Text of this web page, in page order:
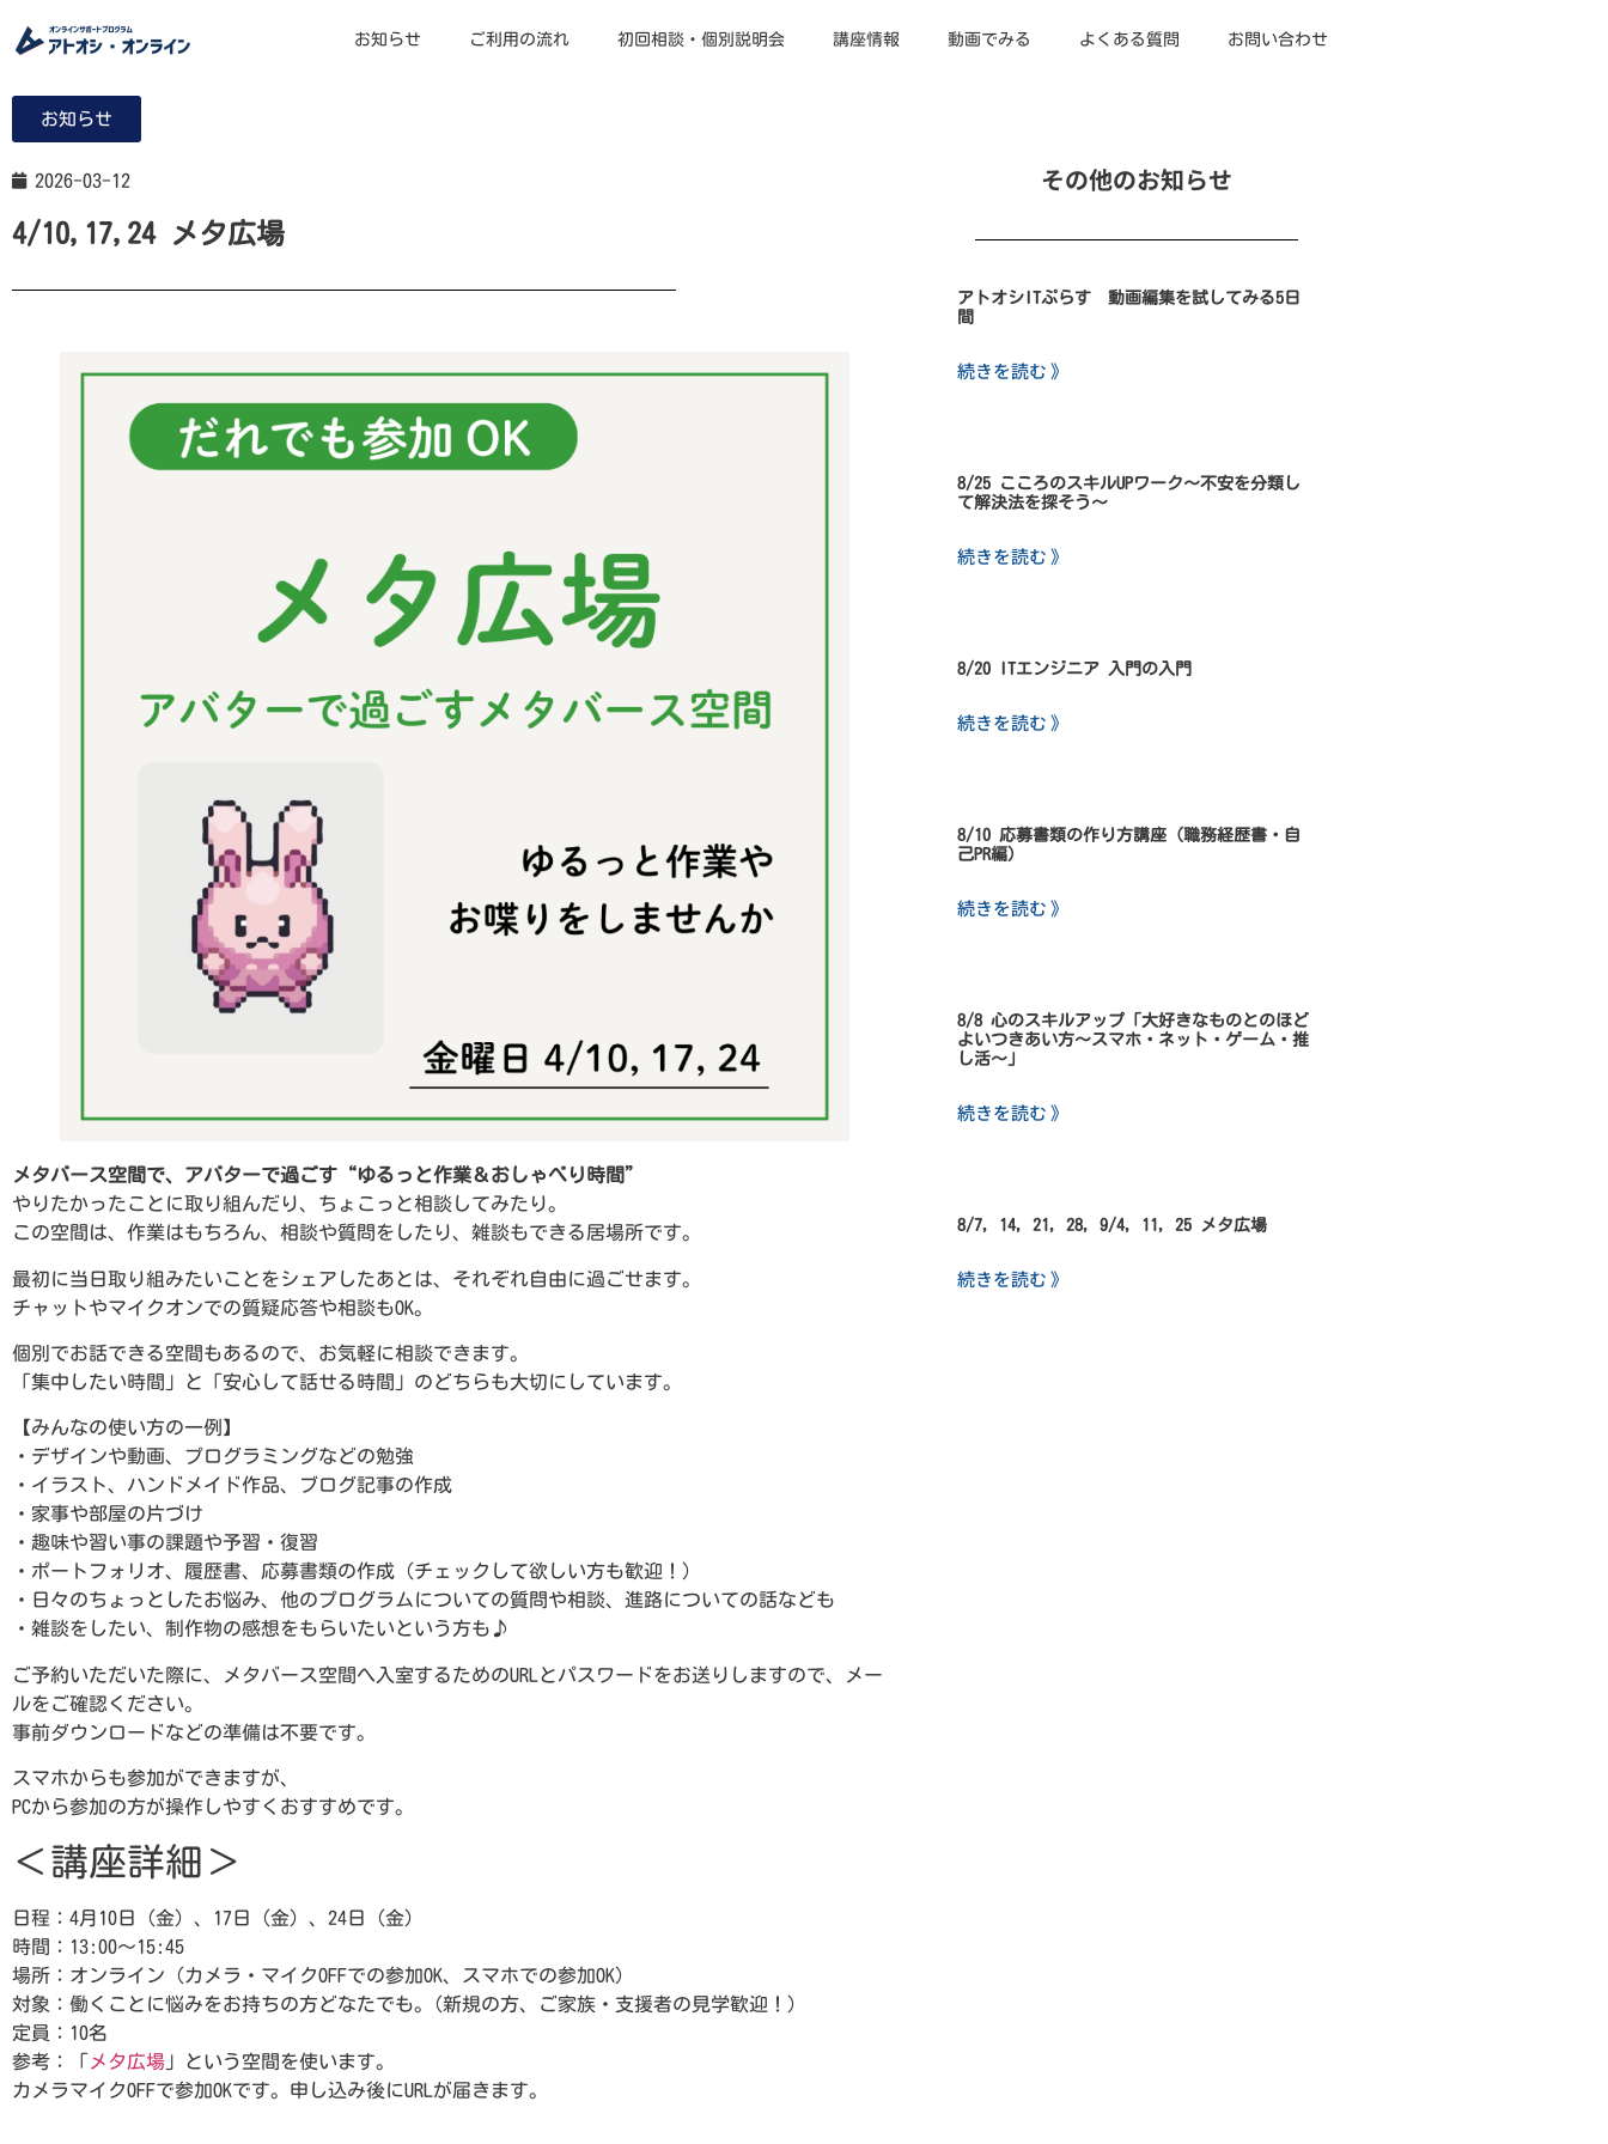
お知らせ ご利用の流れ 初回相談・個別説明会 講座情報 動画でみる よくある質問 お問い合わせ
お知らせ
2026-03-12
4/10,17,24 メタ広場
メタバース空間で、アバターで過ごす“ゆるっと作業＆おしゃべり時間”
やりたかったことに取り組んだり、ちょこっと相談してみたり。
この空間は、作業はもちろん、相談や質問をしたり、雑談もできる居場所です。
最初に当日取り組みたいことをシェアしたあとは、それぞれ自由に過ごせます。
チャットやマイクオンでの質疑応答や相談もOK。
個別でお話できる空間もあるので、お気軽に相談できます。
「集中したい時間」と「安心して話せる時間」のどちらも大切にしています。
【みんなの使い方の一例】
・デザインや動画、プログラミングなどの勉強
・イラスト、ハンドメイド作品、ブログ記事の作成
・家事や部屋の片づけ
・趣味や習い事の課題や予習・復習
・ポートフォリオ、履歴書、応募書類の作成（チェックして欲しい方も歓迎！）
・日々のちょっとしたお悩み、他のプログラムについての質問や相談、進路についての話なども
・雑談をしたい、制作物の感想をもらいたいという方も♪
ご予約いただいた際に、メタバース空間へ入室するためのURLとパスワードをお送りしますので、メー
ルをご確認ください。
事前ダウンロードなどの準備は不要です。
スマホからも参加ができますが、
PCから参加の方が操作しやすくおすすめです。
＜講座詳細＞
日程：4月10日（金）、17日（金）、24日（金）
時間：13:00～15:45
場所：オンライン（カメラ・マイクOFFでの参加OK、スマホでの参加OK）
対象：働くことに悩みをお持ちの方どなたでも。(新規の方、ご家族・支援者の見学歓迎！）
定員：10名
参考：「
メタ広場 」という空間を使います。
カメラマイクOFFで参加OKです。申し込み後にURLが届きます。
その他のお知らせ
アトオシITぷらす 動画編集を試してみる5日
間
続きを読む 》
8/25 こころのスキルUPワーク～不安を分類し
て解決法を探そう～
続きを読む 》
8/20 ITエンジニア 入門の入門
続きを読む 》
8/10 応募書類の作り方講座（職務経歴書・自
己PR編）
続きを読む 》
8/8 心のスキルアップ「大好きなものとのほど
よいつきあい方～スマホ・ネット・ゲーム・推
し活～」
続きを読む 》
8/7, 14, 21, 28, 9/4, 11, 25 メタ広場
続きを読む 》